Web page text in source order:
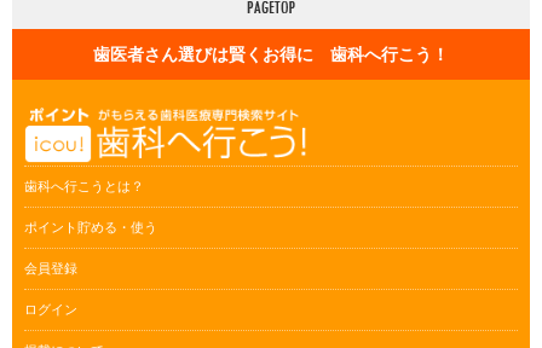
歯医者さん選びは賢くお得に 歯科へ行こう！
歯科へ行こうとは？
ポイント貯める・使う
会員登録
ログイン